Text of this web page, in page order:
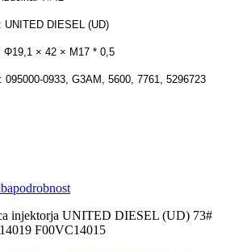
UNITED DIESEL (UD)
Φ19,1 × 42 × M17 * 0,5
095000-0933, G3AM, 5600, 7761, 5296723
podrobnost